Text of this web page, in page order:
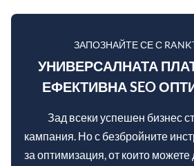
ЗАПОЗНАЙТЕ СЕ С
УНИВЕРСАЛНАТА
ЕФЕКТИВНА SEO
Зад всеки успешен бизнес
кампания. Но с безбройните
за оптимизация, от които